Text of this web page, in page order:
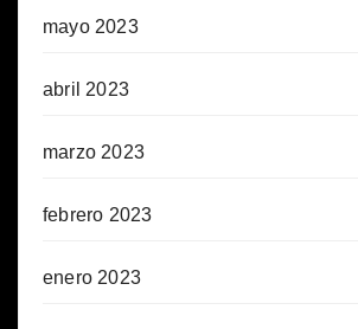
mayo 2023
abril 2023
marzo 2023
febrero 2023
enero 2023